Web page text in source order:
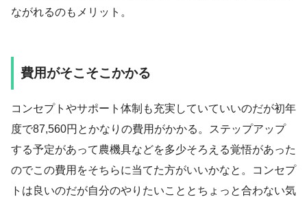
ながれるのもメリット。
費用がそこそこかかる
コンセプトやサポート体制も充実していていいのだが初年
度で87,560円とかなりの費用がかかる。ステップアップ
する予定があって農機具などを多少そろえる覚悟があった
のでこの費用をそちらに当てた方がいいかなと。コンセプ
トは良いのだが自分のやりたいこととちょっと合わない気